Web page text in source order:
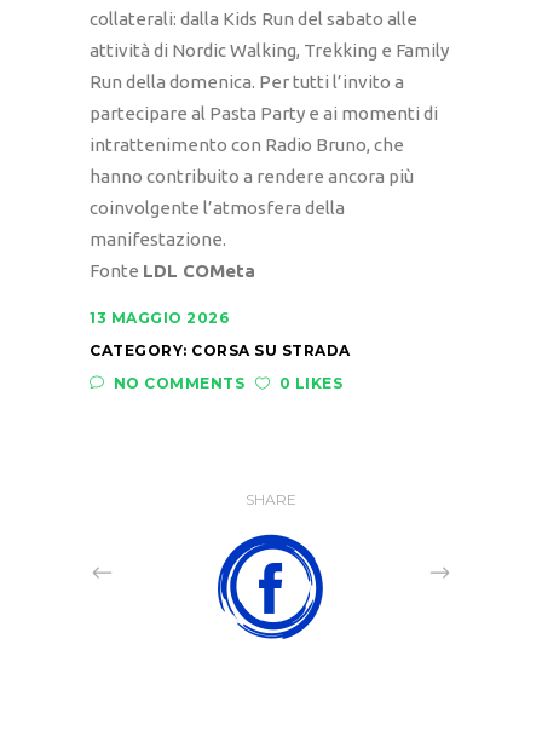
collaterali: dalla Kids Run del sabato alle
attività di Nordic Walking, Trekking e Family
Run della domenica. Per tutti l’invito a
partecipare al Pasta Party e ai momenti di
intrattenimento con Radio Bruno, che
hanno contribuito a rendere ancora più
coinvolgente l’atmosfera della
manifestazione.
Fonte LDL COMeta
13 MAGGIO 2026
CATEGORY: CORSA SU STRADA
NO COMMENTS
0 LIKES
SHARE